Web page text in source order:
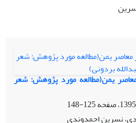
یمن(مطالعه مورد پژوهش: شعر
125-148
نسرین احمدوندی